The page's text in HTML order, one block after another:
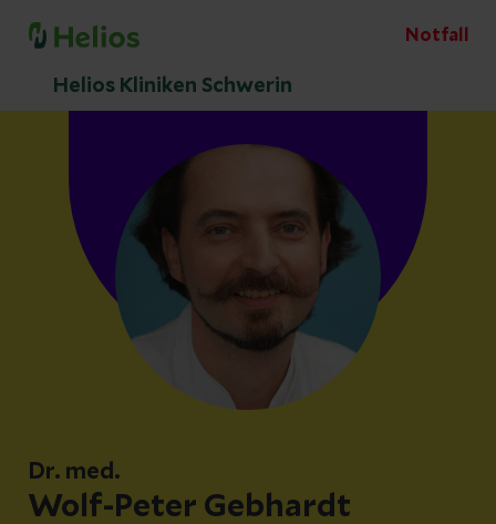
Notfall
Helios Kliniken Schwerin
Dr. med.
Wolf-Peter Gebhardt